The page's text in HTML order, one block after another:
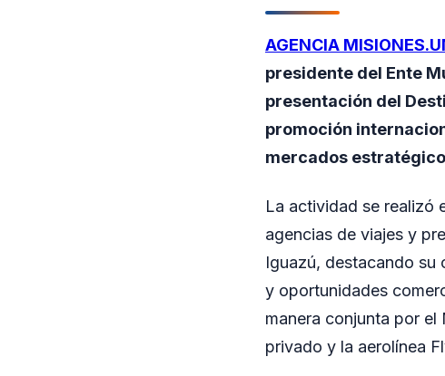
AGENCIA
presidente del Ente
presentación del
promoción
mercados
La actividad se realizó
agencias de viajes y
Iguazú, destacando su
y oportunidades
manera conjunta por
privado y la aerolínea